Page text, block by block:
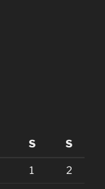
S S
1 2